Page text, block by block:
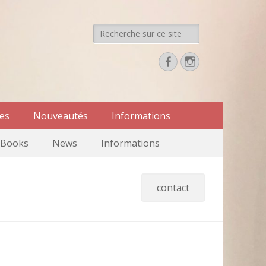
Recherche
de:
FacebookInstagram
Nouveautés Informations
Books News Informations
contact